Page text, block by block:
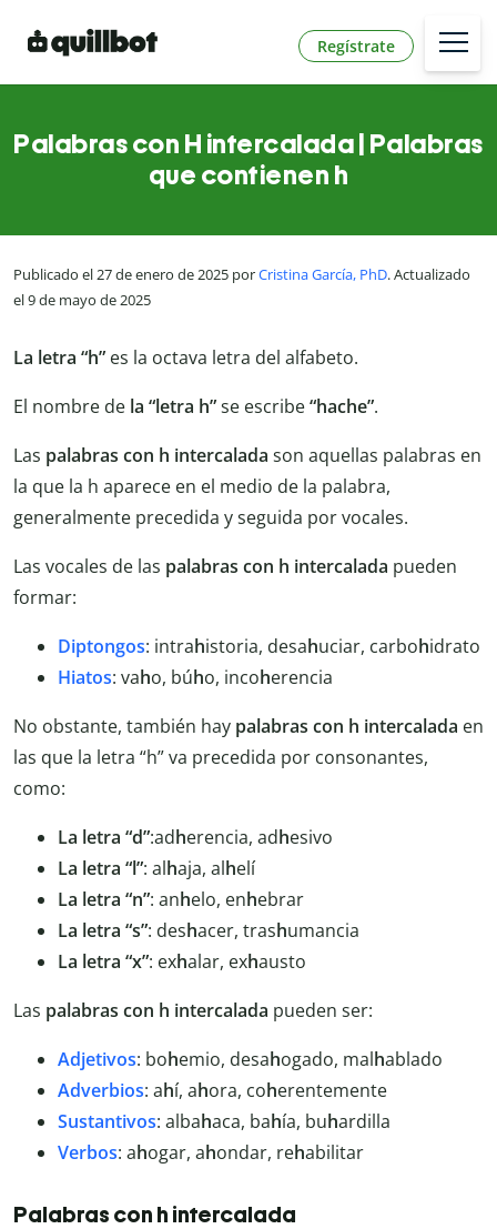
Regístrate
Palabras con H intercalada | Palabras
que contienen h
Publicado el 27 de enero de 2025 porCristina García, PhD. Actualizado
el 9 de mayo de 2025
La letra “h” es la octava letra del alfabeto.
El nombre de la “letra h”se escribe“hache”.
Las palabras con h intercalada son aquellas palabras en
la que la h aparece en el medio de la palabra,
generalmente precedida y seguida por vocales.
Las vocales de las palabras con h intercalada pueden
formar:
Diptongos: intrahistoria, desahuciar, carbohidrato
Hiatos: vaho, búho, incoherencia
No obstante, también hay palabras con h intercalada en
las que la letra “h” va precedida por consonantes,
como:
La letra “d”:adherencia, adhesivo
La letra “l”: alhaja, alhelí
La letra “n”: anhelo, enhebrar
La letra “s”: deshacer, trashumancia
La letra “x”: exhalar, exhausto
Las palabras con h intercalada pueden ser:
Adjetivos: bohemio, desahogado, malhablado
Adverbios: ahí, ahora, coherentemente
Sustantivos: albahaca, bahía, buhardilla
Verbos: ahogar, ahondar, rehabilitar
Palabras con h intercalada